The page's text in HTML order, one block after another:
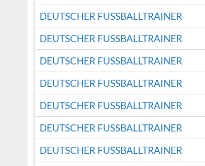
DEUTSCHER FUSSBALLTRAINER
DEUTSCHER FUSSBALLTRAINER
DEUTSCHER FUSSBALLTRAINER
DEUTSCHER FUSSBALLTRAINER
DEUTSCHER FUSSBALLTRAINER
DEUTSCHER FUSSBALLTRAINER
DEUTSCHER FUSSBALLTRAINER